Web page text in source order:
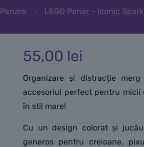
Penare LEGO Penar – Iconic
55,00 lei
Organizare și distracție
accesoriul perfect pentru micii
în stil mare!
Cu un design colorat și
generos pentru creioane,